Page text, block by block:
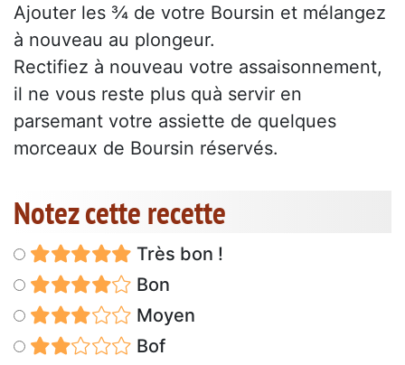
Ajouter les ¾ de votre Boursin et mélangez
à nouveau au plongeur.
Rectifiez à nouveau votre assaisonnement,
il ne vous reste plus quà servir en
parsemant votre assiette de quelques
morceaux de Boursin réservés.
Notez cette recette
Très bon !
Bon
Moyen
Bof